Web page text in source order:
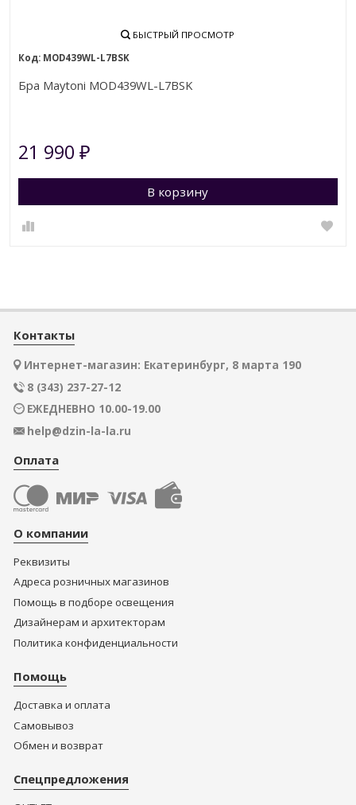
БЫСТРЫЙ ПРОСМОТР
MOD439WL-L7BSK
Бра Maytoni MOD439WL-L7BSK
21 990₽
В корзину
Контакты
Интернет-магазин: Екатеринбург, 8 марта 190
8 (343) 237-27-12
ЕЖЕДНЕВНО 10.00-19.00
help@dzin-la-la.ru
Оплата
О компании
Реквизиты
Адреса розничных магазинов
Помощь в подборе освещения
Дизайнерам и архитекторам
Политика конфиденциальности
Помощь
Доставка и оплата
Самовывоз
Обмен и возврат
Спецпредложения